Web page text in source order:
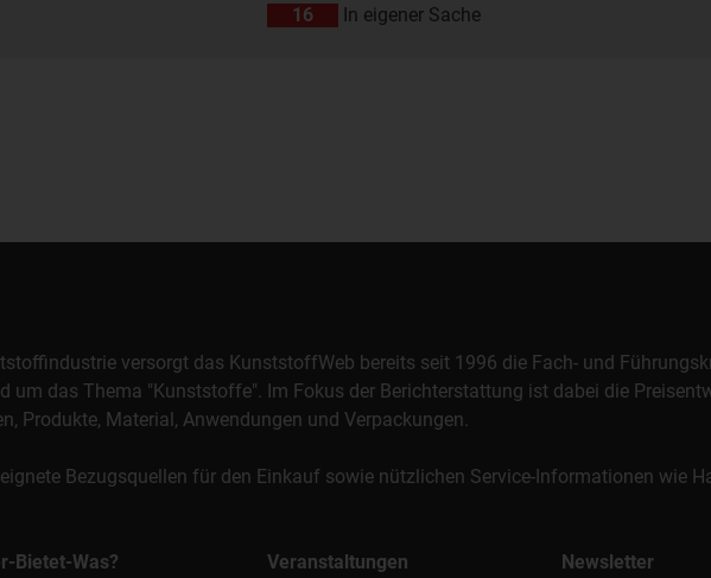
16 In eigener Sache
versorgt das KunststoffWeb bereits seit 1996 die Fach- und
um das Thema "Kunststoffe". Im Fokus der Berichterstattung ist dabei die
Produkte, Material, Anwendungen und Verpackungen.
Bezugsquellen für den Einkauf sowie nützlichen Service-Informationen wie
Bietet-Was? Veranstaltungen Newsletter